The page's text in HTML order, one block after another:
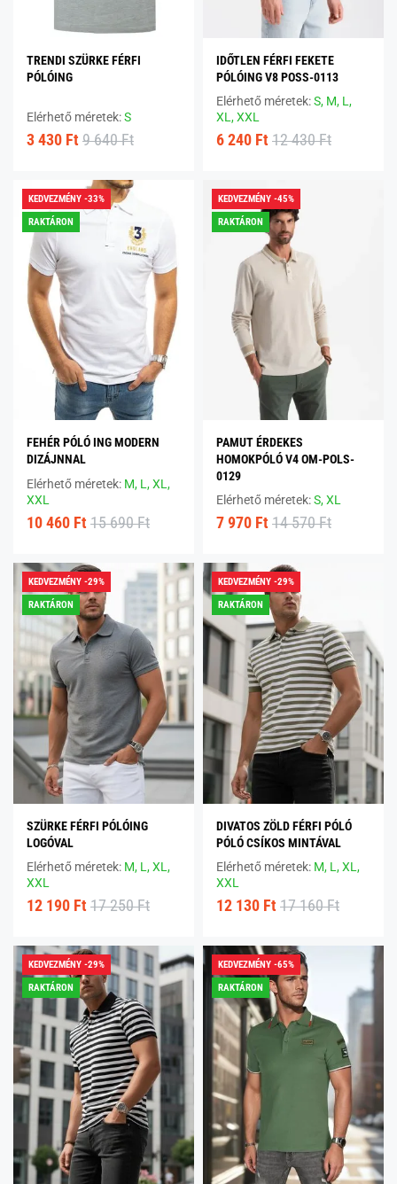
TRENDI SZÜRKE FÉRFI
PÓLÓING
Elérhető méretek:S
3 430 Ft 9 640 Ft
IDŐTLEN FÉRFI FEKETE
PÓLÓING V8 POSS-0113
Elérhető méretek:S, M, L,
XL,XXL
6 240 Ft 12 430 Ft
KEDVEZMÉNY -33%
RAKTÁRON
FEHÉR PÓLÓ ING MODERN
DIZÁJNNAL
Elérhető méretek: M, L,XL,
XXL
10 460 Ft 15 690 Ft
KEDVEZMÉNY -45%
RAKTÁRON
PAMUT ÉRDEKES
HOMOKPÓLÓ V4 OM-POLS-
0129
Elérhető méretek:S,XL
7 970 Ft 14 570 Ft
KEDVEZMÉNY -29%
RAKTÁRON
SZÜRKE FÉRFI PÓLÓING
LOGÓVAL
Elérhető méretek: M, L,XL,
XXL
12 190 Ft 17 250 Ft
KEDVEZMÉNY -29%
RAKTÁRON
DIVATOS ZÖLD FÉRFI PÓLÓ
PÓLÓ CSÍKOS MINTÁVAL
Elérhető méretek: M, L,XL,
XXL
12 130 Ft 17 160 Ft
KEDVEZMÉNY -29%
RAKTÁRON
KEDVEZMÉNY -65%
RAKTÁRON